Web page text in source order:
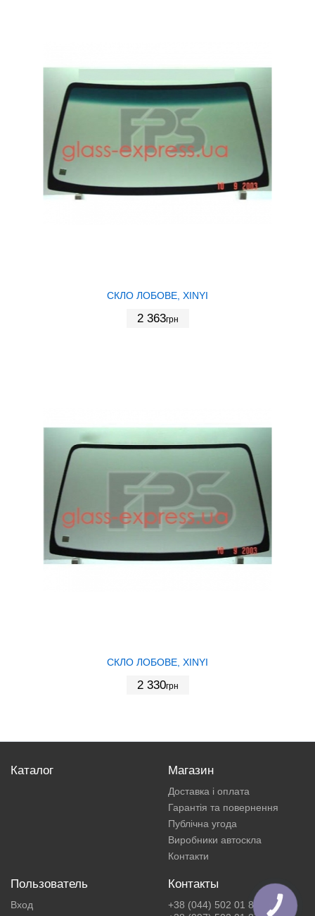
СКЛО ЛОБОВЕ, XINYI
2 363грн
СКЛО ЛОБОВЕ, XINYI
2 330грн
Каталог Магазин
Доставка і оплата
Гарантія та повернення
Публічна угода
Виробники автоскла
Контакти
Пользователь
Вход
Контакты
+38 (044) 502 01 87
КНОПКА
ЗВ'ЯЗКУ